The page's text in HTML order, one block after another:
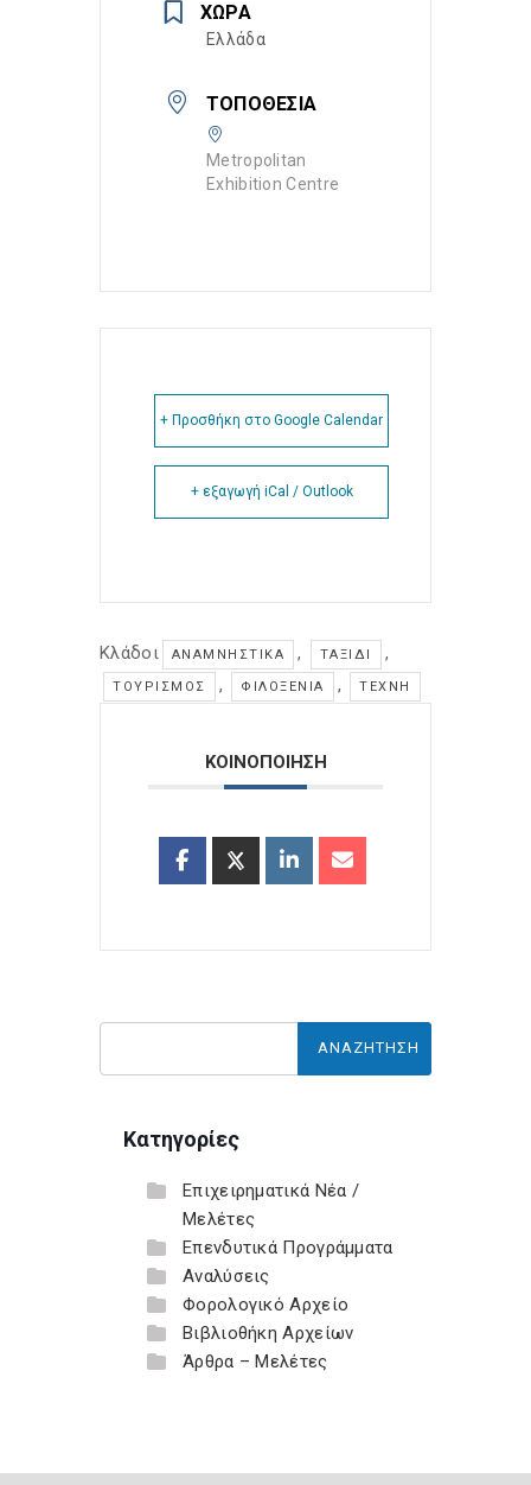
ΧΏΡΑ
Ελλάδα
ΤΟΠΟΘΕΣΊΑ
Metropolitan
Exhibition Centre
+ Προσθήκη στο Google Calendar
+ εξαγωγή iCal / Outlook
Κλάδοι ΑΝΑΜΝΗΣΤΙΚΆ , ΤΑΞΊΔΙ ,
ΤΟΥΡΙΣΜΌΣ , ΦΙΛΟΞΕΝΊΑ , ΤΈΧΝΗ
ΚΟΙΝΟΠΟΙΗΣΗ
Κατηγορίες
Επιχειρηματικά Νέα /
Μελέτες
Επενδυτικά Προγράμματα
Αναλύσεις
Φορολογικό Αρχείο
Βιβλιοθήκη Αρχείων
Άρθρα – Μελέτες